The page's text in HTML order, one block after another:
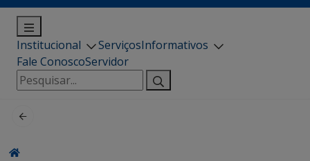
Institucional ServiçosInformativos
Fale ConoscoServidor
Pesquisar
por: